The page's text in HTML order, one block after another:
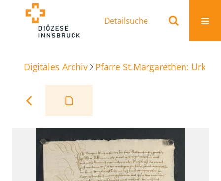
Detailsuche
Digitales Archiv Pfarre St.Margarethen: